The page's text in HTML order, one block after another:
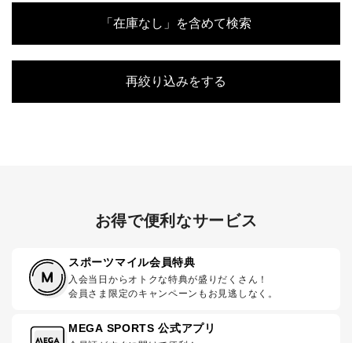
「在庫なし」を含めて検索
再絞り込みをする
お得で便利なサービス
スポーツマイル会員特典
入会当日からオトクな特典が盛りだくさん！
会員さま限定のキャンペーンもお見逃しなく。
MEGA SPORTS 公式アプリ